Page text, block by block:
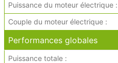
Puissance du moteur électrique :
Couple du moteur électrique :
Performances globales
Puissance totale :